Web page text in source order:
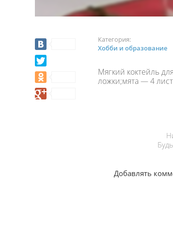
Категория:
Хобби и образование
Мягкий коктейль
ложки;мята — 4
Добавлять